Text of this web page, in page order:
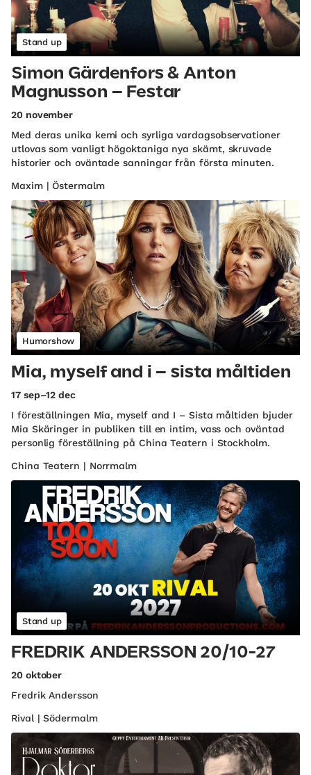
Stand up
Simon Gärdenfors & Anton
Magnusson – Festar
20 november
Med deras unika kemi och syrliga vardagsobservationer
utlovas som vanligt högoktaniga nya skämt, skruvade
historier och oväntade sanningar från första minuten.
Maxim | Östermalm
Humorshow
Mia, myself and i – sista måltiden
17 sep–12 dec
I föreställningen Mia, myself and I – Sista måltiden bjuder
Mia Skäringer in publiken till en intim, vass och oväntad
personlig föreställning på China Teatern i Stockholm.
China Teatern | Norrmalm
Stand up
FREDRIK ANDERSSON 20/10-27
20 oktober
Fredrik Andersson
Rival | Södermalm